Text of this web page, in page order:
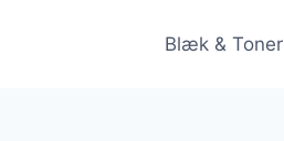
Blæk & Toner